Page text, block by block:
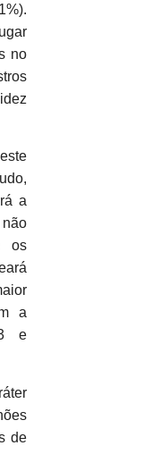
no
a
os
a
e
de